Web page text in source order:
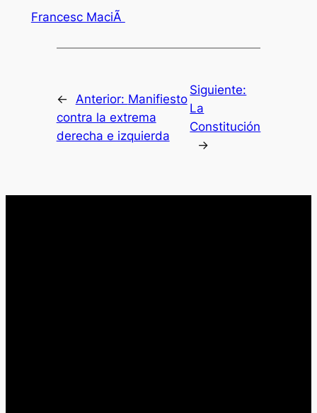
Francesc MaciÃ
← Anterior: Manifiesto
contra la extrema
derecha e izquierda
Siguiente:
La
Constitución
→